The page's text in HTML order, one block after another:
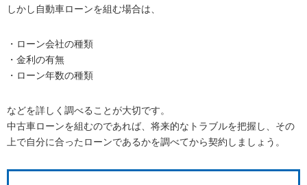
しかし自動車ローンを組む場合は、
・ローン会社の種類
・金利の有無
・ローン年数の種類
などを詳しく調べることが大切です。
中古車ローンを組むのであれば、将来的なトラブルを把握し、その
上で自分に合ったローンであるかを調べてから契約しましょう。